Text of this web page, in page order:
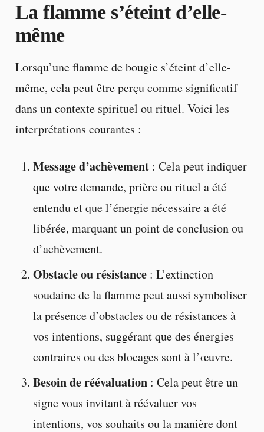
La flamme s’éteint d’elle-
même
Lorsqu’une flamme de bougie s’éteint d’elle-
même, cela peut être perçu comme significatif
dans un contexte spirituel ou rituel. Voici les
interprétations courantes :
Message d’achèvement: Cela peut indiquer
que votre demande, prière ou rituel a été
entendu et que l’énergie nécessaire a été
libérée, marquant un point de conclusion ou
d’achèvement.
Obstacle ou résistance: L’extinction
soudaine de la flamme peut aussi symboliser
la présence d’obstacles ou de résistances à
vos intentions, suggérant que des énergies
contraires ou des blocages sont à l’œuvre.
Besoin de réévaluation: Cela peut être un
signe vous invitant à réévaluer vos
intentions, vos souhaits ou la manière dont